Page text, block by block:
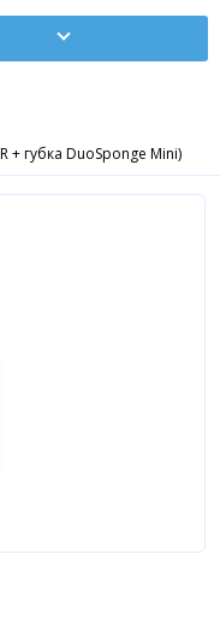
+ губка DuoSponge Mini)